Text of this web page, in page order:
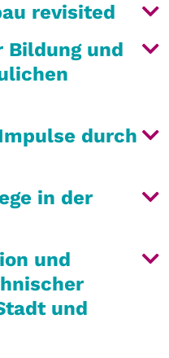
revisited
Bildung und
durch
in der
und
und